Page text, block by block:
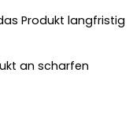
Produkt langfristig
an scharfen